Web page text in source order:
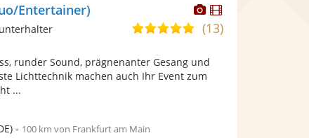
Dieser
Künstler
stellt
Fotos
bereit.
Dieser
Künstler
Entertainer)
4,9
5
Sternen
(13)
runder Sound, prägnenanter Gesang und
Lichttechnik machen auch Ihr Event zum
...
- 100 km von Frankfurt am Main